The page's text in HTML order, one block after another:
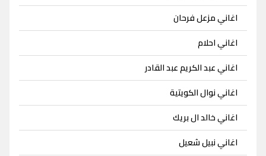
اغاني مزعل فرحان
اغاني احلام
اغاني عبد الكريم عبد القادر
اغاني نوال الكويتية
اغاني خالد ال بريك
اغاني نبيل شعيل